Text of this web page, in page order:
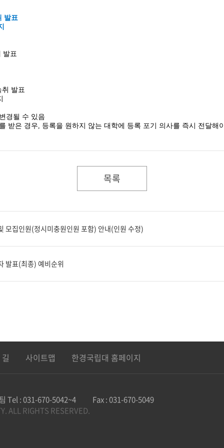
발표
발표
취 발표
경될 수 있음
받은 경우, 등록을 원하지 않는 대학에 등록 포기 의사를 즉시 전달해
목록
모집인원(정시미충원인원 포함) 안내(인원 수정)
발표(최종) 예비순위
사이트맵 한경국립대 홈페이지
Tel : 031-670-5042~4 Fax :031-670-5049
ALL RIGHTS RESERVED.